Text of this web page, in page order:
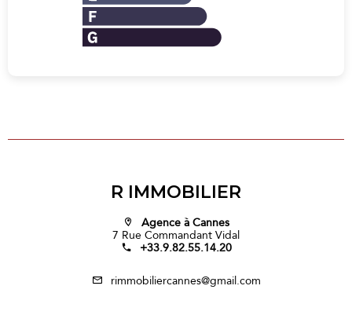
R IMMOBILIER
Agence à Cannes
7 Rue Commandant Vidal
+33.9.82.55.14.20
rimmobiliercannes@gmail.com